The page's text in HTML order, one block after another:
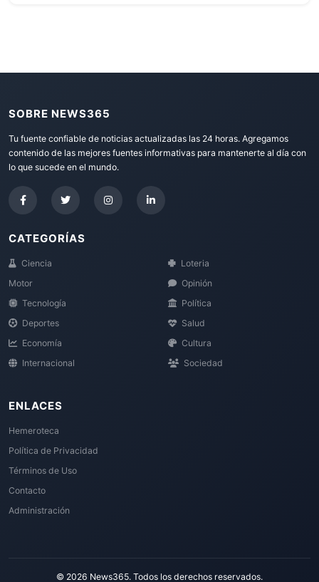
SOBRE NEWS365
Tu fuente confiable de noticias actualizadas las 24 horas. Agregamos
contenido de las mejores fuentes informativas para mantenerte al día con
lo que sucede en el mundo.
CATEGORÍAS
Ciencia
Motor
Tecnología
Deportes
Economía
Internacional
Loteria
Opinión
Política
Salud
Cultura
Sociedad
ENLACES
Hemeroteca
Política de Privacidad
Términos de Uso
Contacto
Administración
© 2026 News365. Todos los derechos reservados.